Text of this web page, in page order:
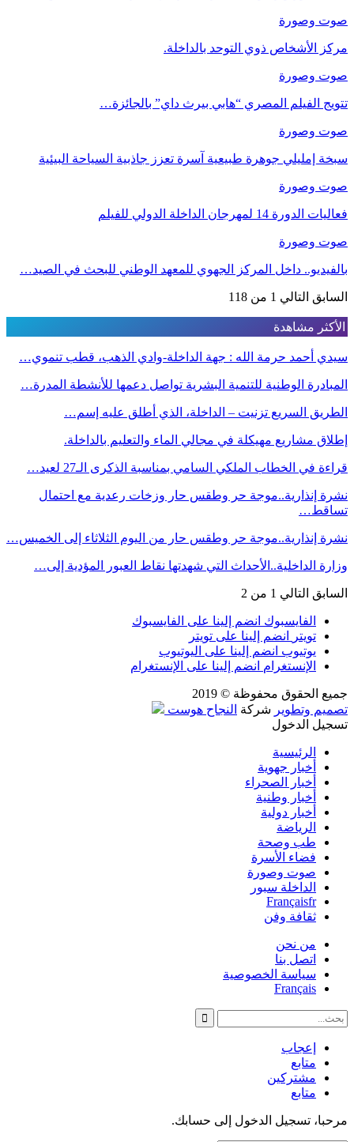
صوت وصورة
مركز الأشخاص ذوي التوحد بالداخلة.
صوت وصورة
تتويج الفيلم المصري “هابي بيرث داي” بالجائزة…
صوت وصورة
سبخة إمليلي جوهرة طبيعية آسرة تعزز جاذبية السياحة البيئية
صوت وصورة
فعاليات الدورة 14 لمهرجان الداخلة الدولي للفيلم
صوت وصورة
بالفيديو.. داخل المركز الجهوي للمعهد الوطني للبحث في الصيد…
السابق التالي 1 من 118
الأكثر مشاهدة
سيدي أحمد حرمة الله : جهة الداخلة-وادي الذهب، قطب تنموي…
المبادرة الوطنية للتنمية البشرية تواصل دعمها للأنشطة المدرة…
الطريق السريع تزنيت – الداخلة، الذي أطلق عليه إسم…
إطلاق مشاريع مهيكلة في مجالي الماء والتعليم بالداخلة.
قراءة في الخطاب الملكي السامي بمناسبة الذكرى الـ27 لعيد…
نشرة إنذارية..موجة حر وطقس حار وزخات رعدية مع احتمال
تساقط…
نشرة إنذارية..موجة حر وطقس حار من اليوم الثلاثاء إلى الخميس…
وزارة الداخلية..الأحداث التي شهدتها نقاط العبور المؤدية إلى…
السابق التالي 1 من 2
الفايسبوك انضم إلينا على الفايسبوك
تويتر
انضم إلينا على تويتر
يوتيوب انضم إلينا على اليوتيوب
الإنستغرام انضم إلينا على الإنستغرام
جميع الحقوق محفوظة © 2019
تصميم وتطوير شركة النجاح هوست
تسجيل الدخول
الرئيسية
أخبار جهوية
أخبار الصحراء
أخبار وطنية
أخبار دولية
الرياضة
طب وصحة
فضاء الأسرة
صوت وصورة
الداخلة سبور
Françaisfr
ثقافة وفن
من نحن
اتصل بنا
سياسة الخصوصية
Français
إعجاب
متابع
مشتركين
متابع
مرحبا، تسجيل الدخول إلى حسابك.